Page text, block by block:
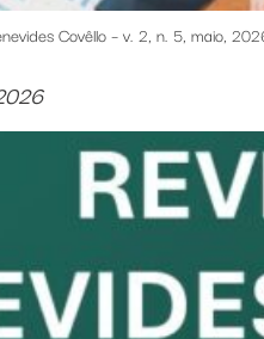
Covêllo – v. 2, n. 5, maio,